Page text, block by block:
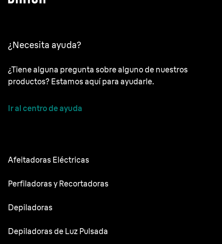
¿Necesita ayuda?
¿Tiene alguna pregunta sobre alguno de nuestros
productos? Estamos aquí para ayudarle.
Ir al centro de ayuda
Afeitadoras Eléctricas
NEVO
Series 7
Perfiladoras y Recortadoras
Recortadoras de barba
Depiladoras
Silk·épil SkinSpa
Depiladoras de Luz Pulsada